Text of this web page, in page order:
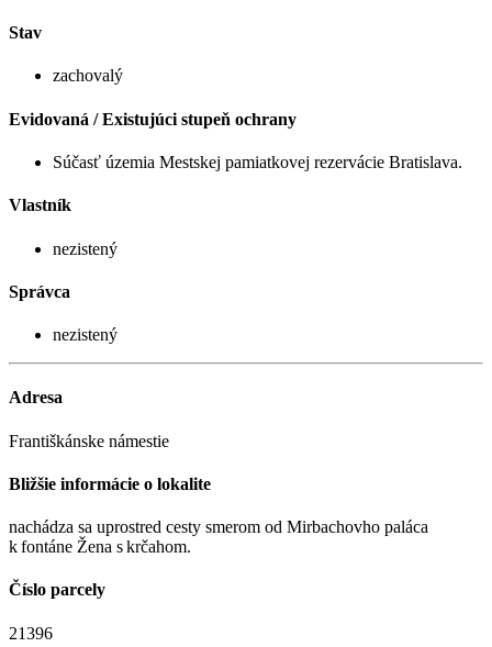
Stav
zachovalý
Evidovaná / Existujúci stupeň ochrany
Súčasť územia Mestskej pamiatkovej rezervácie Bratislava.
Vlastník
nezistený
Správca
nezistený
Adresa
Františkánske námestie
Bližšie informácie o lokalite
nachádza sa uprostred cesty smerom od Mirbachovho paláca
k fontáne Žena s krčahom.
Číslo parcely
21396